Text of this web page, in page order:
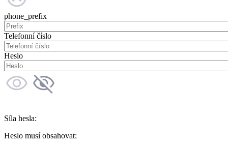
phone_prefix
Telefonní číslo
Heslo
Síla hesla:
Heslo musí obsahovat: